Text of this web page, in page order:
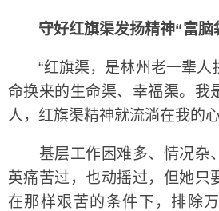
守好红旗渠发扬精神“富脑
“红旗渠，是林州老一辈人
命换来的生命渠、幸福渠。我
人，红旗渠精神就流淌在我的心
基层工作困难多、情况杂
英痛苦过，也动摇过，但她只
在那样艰苦的条件下，排除